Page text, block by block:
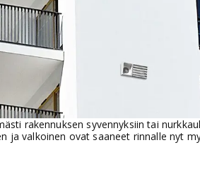
rakennuksen syvennyksiin tai
ja valkoinen ovat saaneet rinnalle nyt